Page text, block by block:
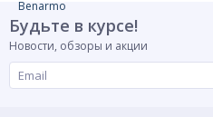
Давление
Давление
Давление максимальное
Артикул
Будьте в курсе!
Новости, обзоры и акции